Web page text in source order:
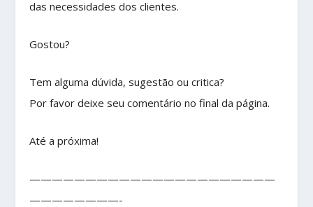
das necessidades dos clientes.
Gostou?
Tem alguma dúvida, sugestão ou critica?
Por favor deixe seu comentário no final da página.
Até a próxima!
——————————————————————
————————-